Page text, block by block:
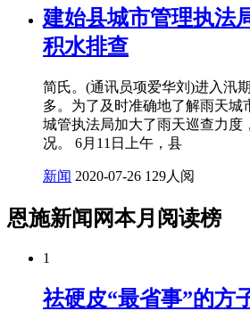
建始县城市管理执法
积水排查
简氏。(通讯员项爱华刘)进入汛
多。为了及时准确地了解雨天城
城管执法局加大了雨天巡查力度
况。 6月11日上午，县
新闻 2020-07-26 129人阅
恩施新闻网本月阅读榜
1
祛硬皮“最省事”的方